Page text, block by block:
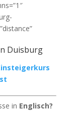
Duisburg
in Englisch?